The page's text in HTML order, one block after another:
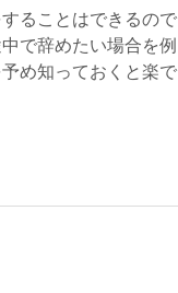
ることはできるので
で辞めたい場合を例
め知っておくと楽で